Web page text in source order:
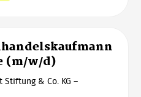
(m/w/d)
Stiftung & Co. KG –